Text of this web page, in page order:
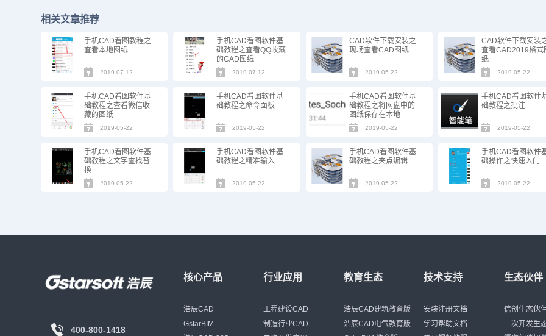
相关文章推荐
手机CAD看图教程之
查看本地图纸
2019-07-12
手机CAD看图软件基
础教程之查看QQ收藏
的CAD图纸
2019-07-12
CAD软件下载安装之
现场查看CAD图纸
2019-05-22
CAD软件下载安装
查看CAD2019格式
纸
2019-05-22
手机CAD看图软件基
础教程之查看微信收
藏的图纸
2019-05-22
手机CAD看图软件基
础教程之命令面板
2019-05-22
手机CAD看图软件基
础教程之将网盘中的
图纸保存在本地
2019-05-22
手机CAD看图软件
础教程之批注
2019-05-22
手机CAD看图软件基
础教程之文字查找替
换
2019-05-22
手机CAD看图软件基
础教程之精准输入
2019-05-22
手机CAD看图软件基
础教程之夹点编辑
2019-05-22
手机CAD看图软件
础操作之快速入门
2019-05-22
400-800-1418
核心产品
浩辰CAD
GstarBIM
行业应用
工程建设CAD
制造行业CAD
教育生态
浩辰CAD建筑教育版
浩辰CAD电气教育版
技术支持
安装注册文档
学习帮助文档
生态伙伴
信创生态伙
二次开发生